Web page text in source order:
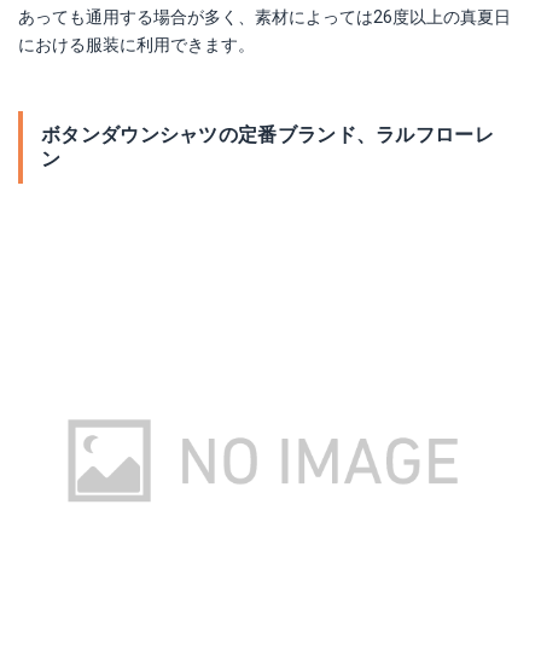
あっても通用する場合が多く、素材によっては26度以上の真夏日
における服装に利用できます。
ボタンダウンシャツの定番ブランド、ラルフローレ
ン